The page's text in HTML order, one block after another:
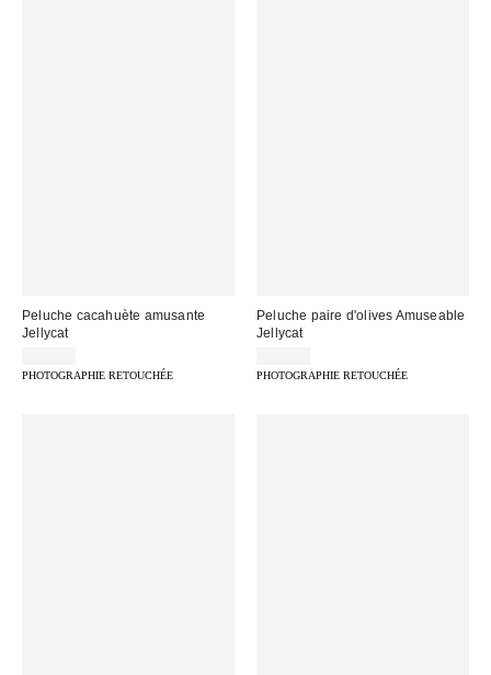
Peluche cacahuète amusante
Jellycat
PHOTOGRAPHIE RETOUCHÉE
Peluche paire d'olives Amuseable
Jellycat
PHOTOGRAPHIE RETOUCHÉE